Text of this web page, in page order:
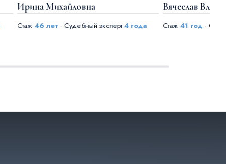
Ирина Михайловна
Стаж 46 лет· Судебный эксперт4 года
Вячеслав
Стаж 41 год ·